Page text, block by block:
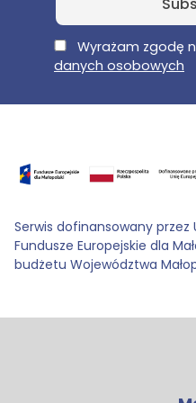
E-MailWyrażam zgodę
danych osobowych
Serwis dofinansowany przez
Fundusze Europejskie dla
budżetu Województwa